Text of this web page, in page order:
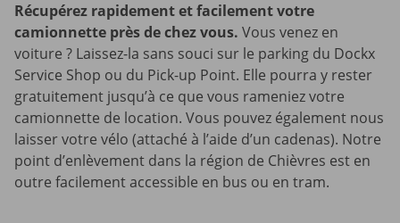
Récupérez rapidement et facilement votre
camionnette près de chez vous. Vous venez en
voiture ? Laissez-la sans souci sur le parking du Dockx
Service Shop ou du Pick-up Point. Elle pourra y rester
gratuitement jusqu’à ce que vous rameniez votre
camionnette de location. Vous pouvez également nous
laisser votre vélo (attaché à l’aide d’un cadenas). Notre
point d’enlèvement dans la région de Chièvres est en
outre facilement accessible en bus ou en tram.